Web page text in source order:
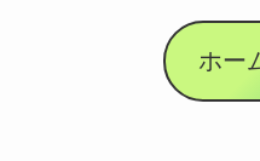
ホー